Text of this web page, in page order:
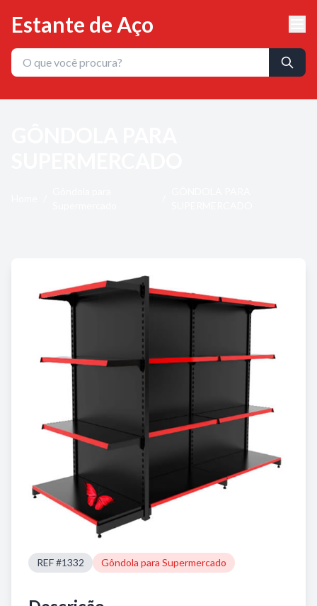
Estante de Aço
REF #1332 Gôndola para Supermercado